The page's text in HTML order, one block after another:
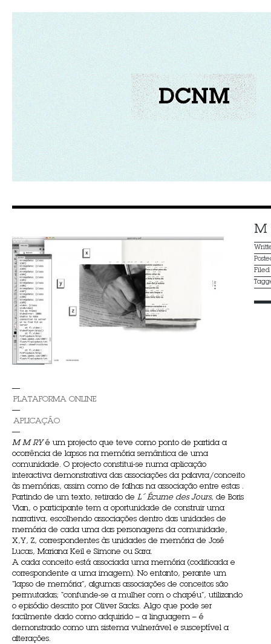
—
PLATAFORMA ONLINE
—
APLICAÇÃO
—
M M RYé um projecto que teve como ponto de partida a
ocorrência de lapsos na memória semântica de uma
comunidade. O projecto constitui-se numa aplicação
interactiva demonstrativa das associações da palavra/conceito
às memórias, assim como de falhas na associação entre estas .
Partindo de um texto, retirado de L´ Écume des Jours, de Boris
Vian, o participante tem a oportunidade de construir uma
narrativa, escolhendo associações dentro das unidades de
memória de cada uma das personagens da comunidade,
X,Y, Z, correspondentes às unidades de memória de José
Lucas, Mariana Keil e Simone ou Sara.
A cada conceito está associada uma memória (codificada e
correspondente a uma imagem). No entanto, perante um
“lapso de memória”, algumas associações de conceitos são
permutadas; “confunde-se a mulher com o chapéu”, utilizando
o episódio descrito por Oliver Sacks. Algo que pode ser
facilmente dado como adquirido – a linguagem – é
demonstrado como um sistema vulnerável e susceptível a
alterações.
M